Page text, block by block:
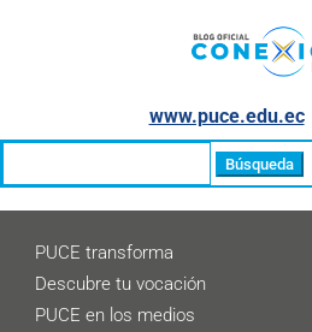
www.puce.edu.ec│
PUCE transforma
Descubre tu vocación
PUCE en los medios